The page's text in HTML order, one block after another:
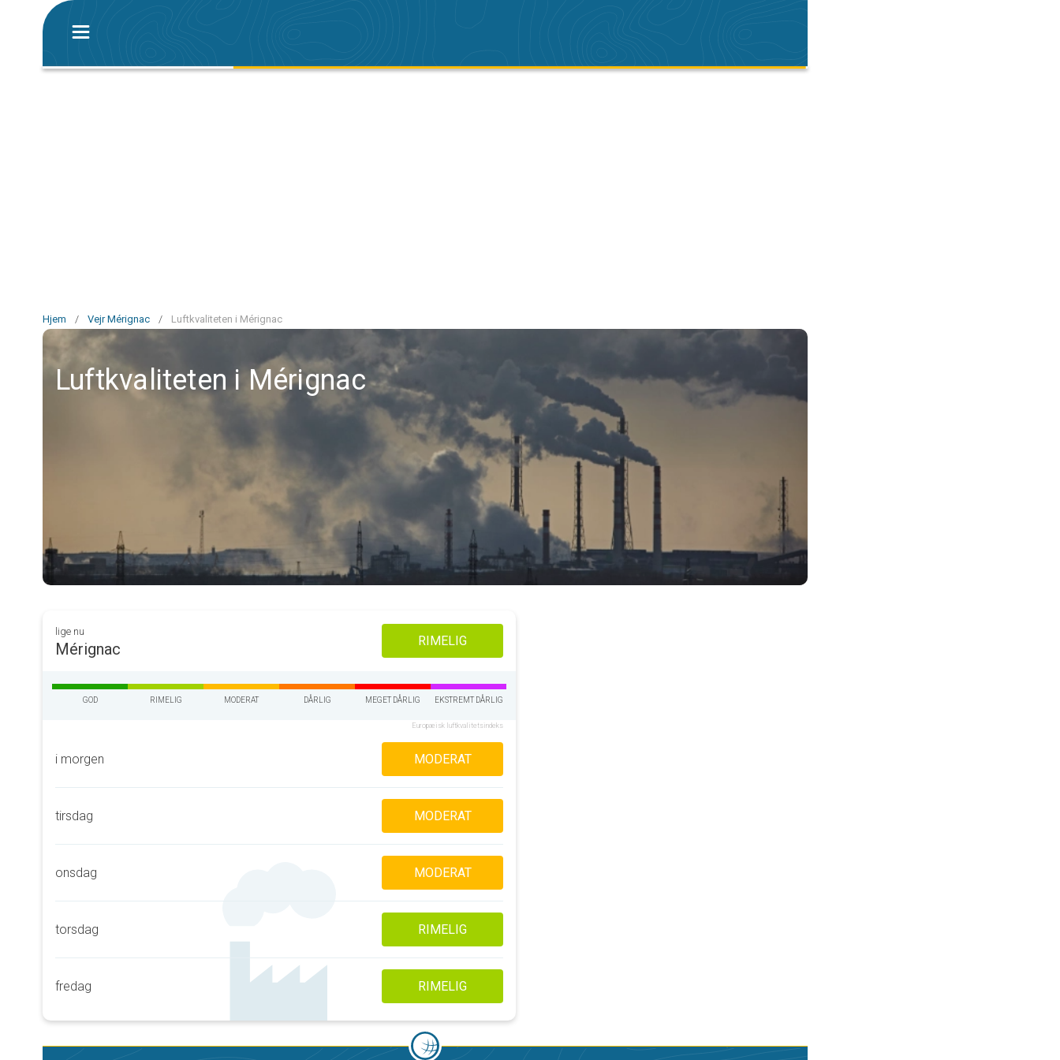
Hjem / Vejr Mérignac / Luftkvaliteten i Mérignac
Luftkvaliteten i Mérignac
lige nu
Mérignac RIMELIG
GOD RIMELIG MODERAT DÅRLIG MEGET DÅRLIG EKSTREMT DÅRLIG
Europæisk luftkvalitetsindeks
i morgen MODERAT
tirsdag MODERAT
onsdag MODERAT
torsdag RIMELIG
fredag RIMELIG